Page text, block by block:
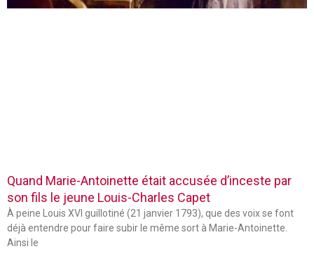
Quand Marie-Antoinette était accusée d’inceste par
son fils le jeune Louis-Charles Capet
À peine Louis XVI guillotiné (21 janvier 1793), que des voix se font
déjà entendre pour faire subir le même sort à Marie-Antoinette.
Ainsi le